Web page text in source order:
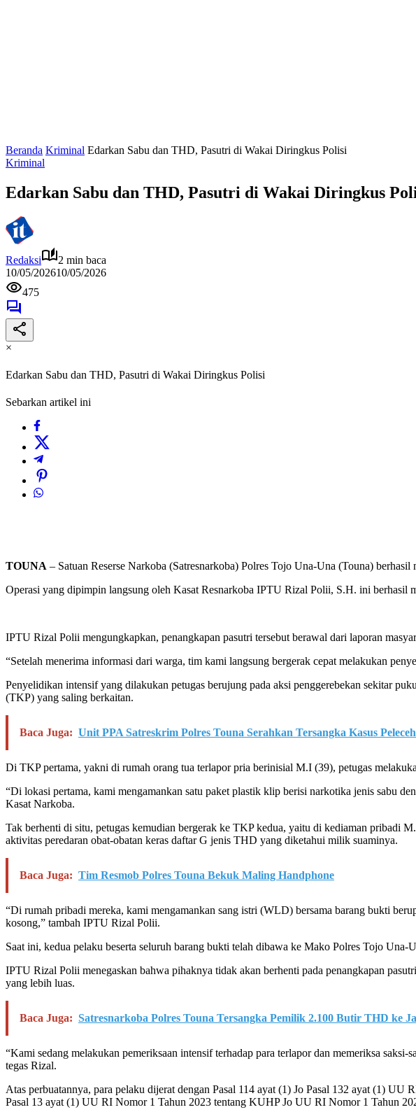
Beranda Kriminal Edarkan Sabu dan THD, Pasutri di Wakai Diringkus Polisi
Kriminal
Edarkan Sabu dan THD, Pasutri di Wakai Diringkus
Redaksi
2 min baca
10/05/202610/05/2026
475
×
Edarkan Sabu dan THD, Pasutri di Wakai Diringkus Polisi
Sebarkan artikel ini
TOUNA – Satuan Reserse Narkoba (Satresnarkoba) Polres Tojo Una-Una (Touna)
Operasi yang dipimpin langsung oleh Kasat Resnarkoba IPTU Rizal Polii, S.H. ini berhasil
IPTU Rizal Polii mengungkapkan, penangkapan pasutri tersebut berawal dari laporan
“Setelah menerima informasi dari warga, tim kami langsung bergerak cepat melakukan
Penyelidikan intensif yang dilakukan petugas berujung pada aksi penggerebekan sekitar
(TKP) yang saling berkaitan.
Baca Juga: Unit PPA Satreskrim Polres Touna Serahkan Tersangka Kasus
Di TKP pertama, yakni di rumah orang tua terlapor pria berinisial M.I (39), petugas
“Di lokasi pertama, kami mengamankan satu paket plastik klip berisi narkotika jenis sabu
Kasat Narkoba.
Tak berhenti di situ, petugas kemudian bergerak ke TKP kedua, yaitu di kediaman
aktivitas peredaran obat-obatan keras daftar G jenis THD yang diketahui milik suaminya.
Baca Juga: Tim Resmob Polres Touna Bekuk Maling Handphone
“Di rumah pribadi mereka, kami mengamankan sang istri (WLD) bersama barang bukti
kosong,” tambah IPTU Rizal Polii.
Saat ini, kedua pelaku beserta seluruh barang bukti telah dibawa ke Mako Polres Tojo Una-
IPTU Rizal Polii menegaskan bahwa pihaknya tidak akan berhenti pada penangkapan
yang lebih luas.
Baca Juga: Satresnarkoba Polres Touna Tersangka Pemilik 2.100 Butir THD ke
“Kami sedang melakukan pemeriksaan intensif terhadap para terlapor dan memeriksa
tegas Rizal.
Atas perbuatannya, para pelaku dijerat dengan Pasal 114 ayat (1) Jo Pasal 132 ayat (1)
Pasal 13 ayat (1) UU RI Nomor 1 Tahun 2023 tentang KUHP Jo UU RI Nomor 1 Tahun